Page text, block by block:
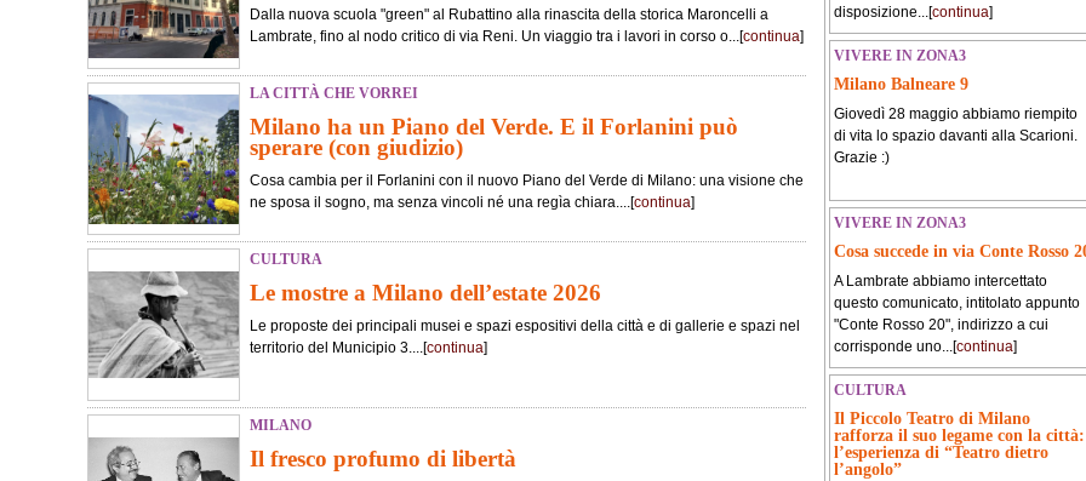
Dalla nuova scuola "green" al Rubattino alla rinascita della storica Maroncelli a
Lambrate, fino al nodo critico di via Reni. Un viaggio tra i lavori in corso o...[continua]
LA CITTÀ CHE VORREI
Milano ha un Piano del Verde. E il Forlanini può
sperare (con giudizio)
Cosa cambia per il Forlanini con il nuovo Piano del Verde di Milano: una visione che
ne sposa il sogno, ma senza vincoli né una regìa chiara....[continua]
CULTURA
Le mostre a Milano dell’estate 2026
Le proposte dei principali musei e spazi espositivi della città e di gallerie e spazi nel
territorio del Municipio 3....[continua]
MILANO
Il fresco profumo di libertà
disposizione...[continua]
VIVERE IN ZONA3
Milano Balneare 9
Giovedì 28 maggio abbiamo riempito
di vita lo spazio davanti alla Scarioni.
Grazie :)
VIVERE IN ZONA3
Cosa succede in via Conte Rosso
A Lambrate abbiamo intercettato
questo comunicato, intitolato appunto
"Conte Rosso 20", indirizzo a cui
corrisponde uno...[continua]
CULTURA
Il Piccolo Teatro di Milano
rafforza il suo legame con la città:
l’esperienza di “Teatro dietro
l’angolo”